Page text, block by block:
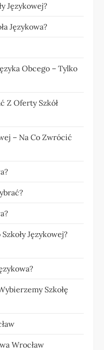
Językowej?
Językowa?
Obcego – Tylko
Z Oferty Szkół
– Na Co Zwrócić
Językowej?
Szkołę
Wrocław